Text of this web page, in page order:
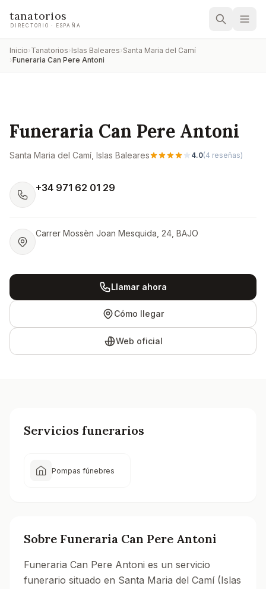
tanatorios
DIRECTORIO · ESPAÑA
Inicio›Tanatorios›Islas Baleares›Santa Maria del Camí
›Funeraria Can Pere Antoni
Funeraria Can Pere Antoni
Santa Maria del Camí , Islas Baleares 4.0(4 reseñas)
+34 971 62 01 29
Carrer Mossèn Joan Mesquida, 24, BAJO
Llamar ahora
Cómo llegar
Web oficial
Servicios funerarios
Pompas fúnebres
Sobre Funeraria Can Pere Antoni
Funeraria Can Pere Antoni es un servicio
funerario situado en Santa Maria del Camí (Islas